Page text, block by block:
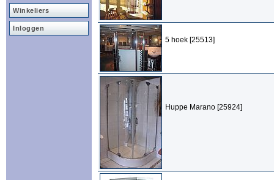
Winkeliers
Inloggen
5 hoek [25513]
Huppe Marano [25924]